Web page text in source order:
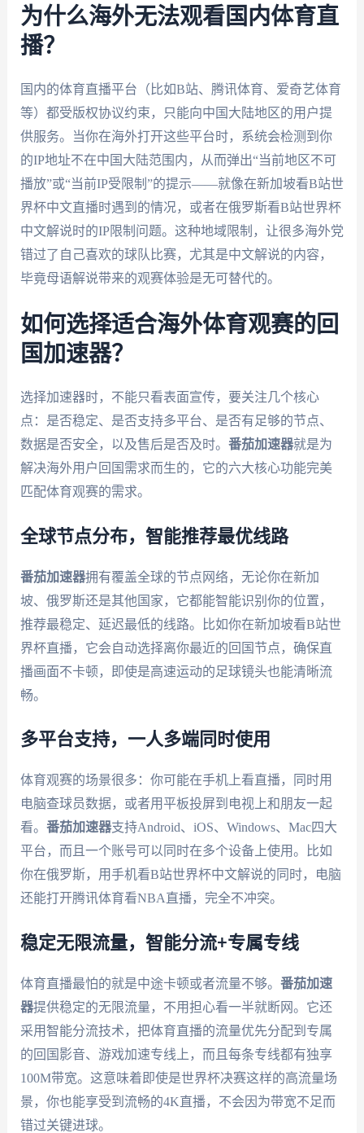
为什么海外无法观看国内体育直
播？
国内的体育直播平台（比如B站、腾讯体育、爱奇艺体育
等）都受版权协议约束，只能向中国大陆地区的用户提
供服务。当你在海外打开这些平台时，系统会检测到你
的IP地址不在中国大陆范围内，从而弹出“当前地区不可
播放”或“当前IP受限制”的提示——就像在新加坡看B站世
界杯中文直播时遇到的情况，或者在俄罗斯看B站世界杯
中文解说时的IP限制问题。这种地域限制，让很多海外党
错过了自己喜欢的球队比赛，尤其是中文解说的内容，
毕竟母语解说带来的观赛体验是无可替代的。
如何选择适合海外体育观赛的回
国加速器？
选择加速器时，不能只看表面宣传，要关注几个核心
点：是否稳定、是否支持多平台、是否有足够的节点、
数据是否安全，以及售后是否及时。 番茄加速器就是为
解决海外用户回国需求而生的，它的六大核心功能完美
匹配体育观赛的需求。
全球节点分布，智能推荐最优线路
番茄加速器拥有覆盖全球的节点网络，无论你在新加
坡、俄罗斯还是其他国家，它都能智能识别你的位置，
推荐最稳定、延迟最低的线路。比如你在新加坡看B站世
界杯直播，它会自动选择离你最近的回国节点，确保直
播画面不卡顿，即使是高速运动的足球镜头也能清晰流
畅。
多平台支持，一人多端同时使用
体育观赛的场景很多：你可能在手机上看直播，同时用
电脑查球员数据，或者用平板投屏到电视上和朋友一起
看。 番茄加速器支持Android、iOS、Windows、Mac四大
平台，而且一个账号可以同时在多个设备上使用。比如
你在俄罗斯，用手机看B站世界杯中文解说的同时，电脑
还能打开腾讯体育看NBA直播，完全不冲突。
稳定无限流量，智能分流+专属专线
体育直播最怕的就是中途卡顿或者流量不够。 番茄加速
器提供稳定的无限流量，不用担心看一半就断网。它还
采用智能分流技术，把体育直播的流量优先分配到专属
的回国影音、游戏加速专线上，而且每条专线都有独享
100M带宽。这意味着即使是世界杯决赛这样的高流量场
景，你也能享受到流畅的4K直播，不会因为带宽不足而
错过关键进球。